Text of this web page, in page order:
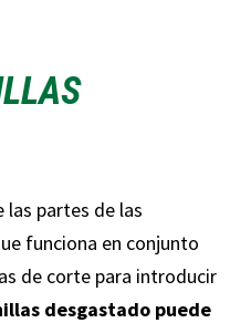
las partes de las
funciona en conjunto
de corte para introducir
desgastado puede